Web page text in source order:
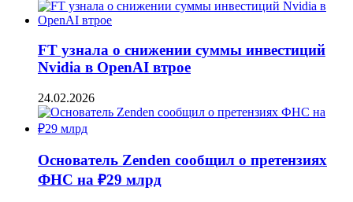
FT узнала о снижении суммы инвестиций
Nvidia в OpenAI втрое
24.02.2026
Основатель Zenden сообщил о претензиях
ФНС на ₽29 млрд